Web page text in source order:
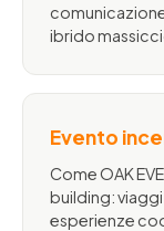
ibrido
Evento
Come OAK
building:
esperienze